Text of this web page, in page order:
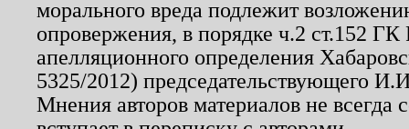
морального вреда подлежит
опровержения, в порядке ч.2 ст.152
апелляционного определения
5325/2012) председательствующего
Мнения авторов материалов не